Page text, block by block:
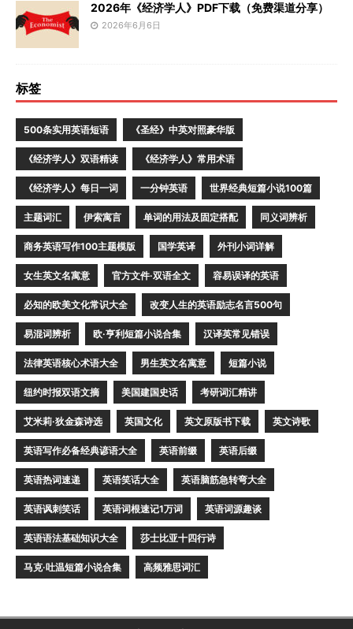
2026年《经济学人》PDF下载（免费渠道分享）
2026年6月6日
标签
500条实用英语短语 《圣经》中英对照豪华版
《经济学人》双语精读 《经济学人》常用术语
《经济学人》每日一词 一分钟英语 世界经典短篇小说100篇
主题词汇 伊索寓言 单词的用法及固定搭配 同义词辨析
商务英语写作100主题模版 国学英译 外刊小词详解
女生英文名寓意 官方文件·双语全文 容易误译的英语
必知的欧美文化常识大全 改变人生的英语励志名言500句
易混词辨析 欧·亨利短篇小说合集 汉译英常见错误
法律英语核心术语大全 男生英文名寓意 短篇小说
纽约时报双语文摘 美国建国史话 考研词汇精讲
艾米莉·狄金森诗选 英国文化 英文原版书下载 英文诗歌
英语写作必备经典谚语大全 英语前缀 英语后缀
英语热词速递 英语笑话大全 英语脑筋急转弯大全
英语讽刺笑话 英语词根速记1万词 英语词源趣谈
英语语法基础知识大全 莎士比亚十四行诗
马克·吐温短篇小说合集 高频雅思词汇